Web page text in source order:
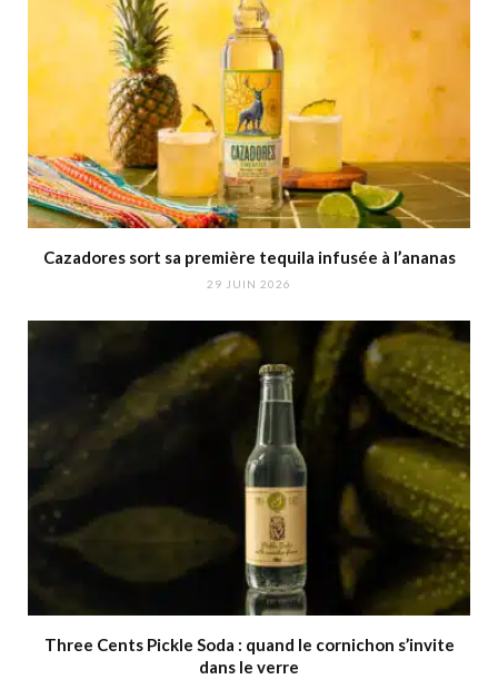
Cazadores sort sa première tequila infusée à l’ananas
29 JUIN 2026
Three Cents Pickle Soda : quand le cornichon s’invite
dans le verre